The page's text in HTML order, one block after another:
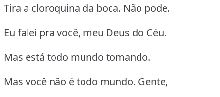
Tira a cloroquina da boca. Não pode.
Eu falei pra você, meu Deus do Céu.
Mas está todo mundo tomando.
Mas você não é todo mundo. Gente,